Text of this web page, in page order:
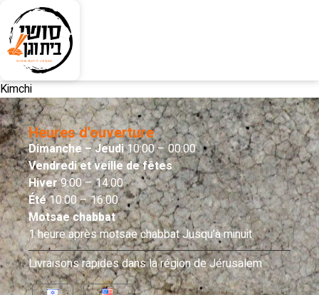
Kimchi
Heures d'ouverture
Dimanche – Jeudi10:00 – 00:00
Vendredi et veille de fêtes
Hiver9:00 – 14:00
Été10:00 – 16:00
Motsae chabbat
1 heure après motsae chabbat Jusqu’à minuit
Livraisons rapides dans la région de Jérusalem